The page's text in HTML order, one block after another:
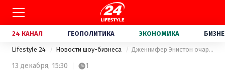
24 КАНАЛ ГЕОПОЛИТИКА ЭКОНОМИКА
Lifestyle 24 Новости шоу-бизнеса Дженнифер Энистон очаровала архивным фото: как знаменитость выглядела в детстве
13 декабря, 15:30 1